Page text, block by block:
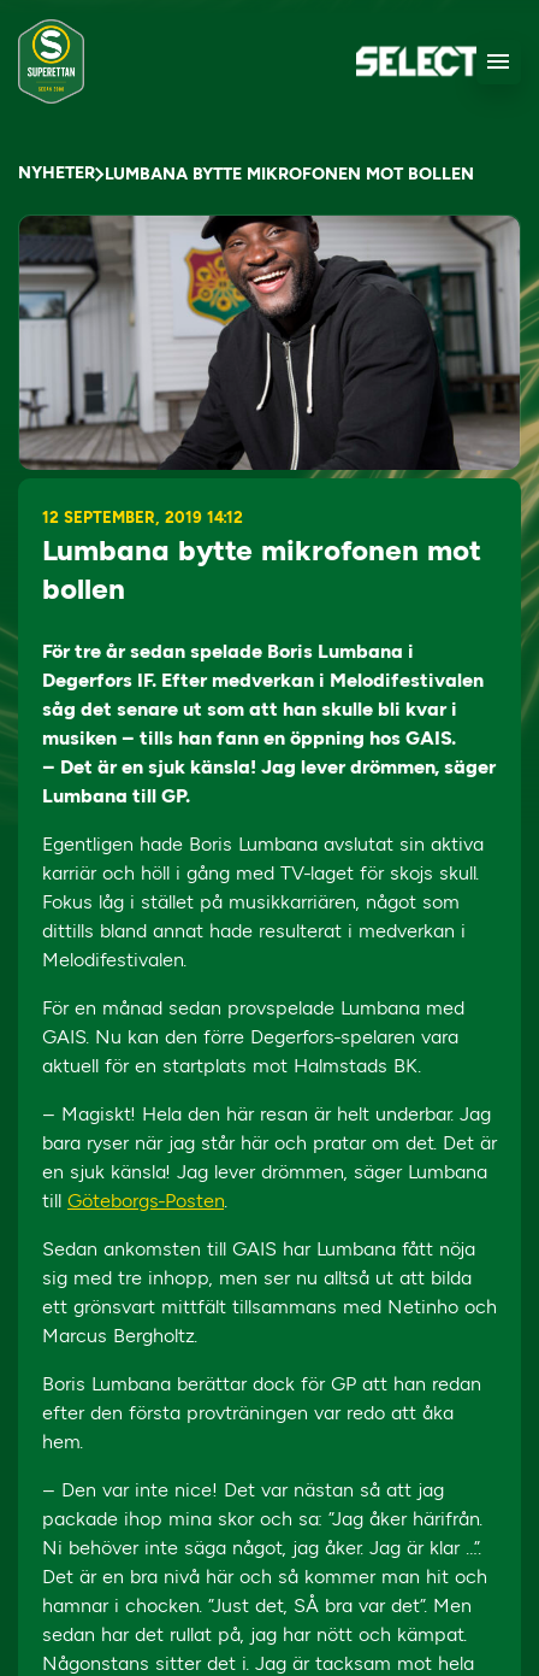
NYHETER LUMBANA BYTTE MIKROFONEN MOT BOLLEN
12 SEPTEMBER, 2019 14:12
Lumbana bytte mikrofonen mot
bollen
För tre år sedan spelade Boris Lumbana i
Degerfors IF. Efter medverkan i Melodifestivalen
såg det senare ut som att han skulle bli kvar i
musiken – tills han fann en öppning hos GAIS.
– Det är en sjuk känsla! Jag lever drömmen, säger
Lumbana till GP.
Egentligen hade Boris Lumbana avslutat sin aktiva
karriär och höll i gång med TV-laget för skojs skull.
Fokus låg i stället på musikkarriären, något som
dittills bland annat hade resulterat i medverkan i
Melodifestivalen.
För en månad sedan provspelade Lumbana med
GAIS. Nu kan den förre Degerfors-spelaren vara
aktuell för en startplats mot Halmstads BK.
– Magiskt! Hela den här resan är helt underbar. Jag
bara ryser när jag står här och pratar om det. Det är
en sjuk känsla! Jag lever drömmen, säger Lumbana
till Göteborgs-Posten.
Sedan ankomsten till GAIS har Lumbana fått nöja
sig med tre inhopp, men ser nu alltså ut att bilda
ett grönsvart mittfält tillsammans med Netinho och
Marcus Bergholtz.
Boris Lumbana berättar dock för GP att han redan
efter den första provträningen var redo att åka
hem.
– Den var inte nice! Det var nästan så att jag
packade ihop mina skor och sa: ”Jag åker härifrån.
Ni behöver inte säga något, jag åker. Jag är klar …”.
Det är en bra nivå här och så kommer man hit och
hamnar i chocken. ”Just det, SÅ bra var det”. Men
sedan har det rullat på, jag har nött och kämpat.
Någonstans sitter det i. Jag är tacksam mot hela